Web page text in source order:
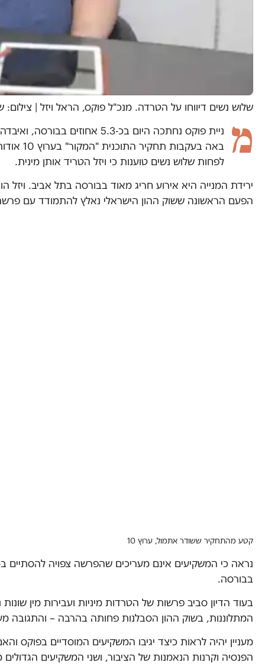
שלוש נשים דיווחו על הטרדה. מנכ"ל פוקס, הראל ויזל | צילום:
מ
באה
לפחות שלוש נשים טוענות כי ויזל הטריד אותן מינית.
ירידת המנייה היא אירוע חריג מאוד בבורסה בתל אביב. ויזל
הפעם הראשונה ששוק ההון הישראלי נאלץ להתמודד עם
קטע מהתחקיר ששודר אתמול, ערוץ 10
בבורסה.
בעוד הדיון סביב פרשות של הטרדות מיניות ועבירות מין
המתלוננות, בשוק ההון הסבלנות פחותה בהרבה – והתגובה
מעניין יהיה לראות כיצד יגיבו המשקיעים המוסדיים בפוקס
הפנסיה וקרנות הנאמנות של הציבור, ושני המשקיעים